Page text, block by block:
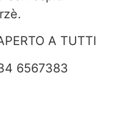
A TUTTI
6567383